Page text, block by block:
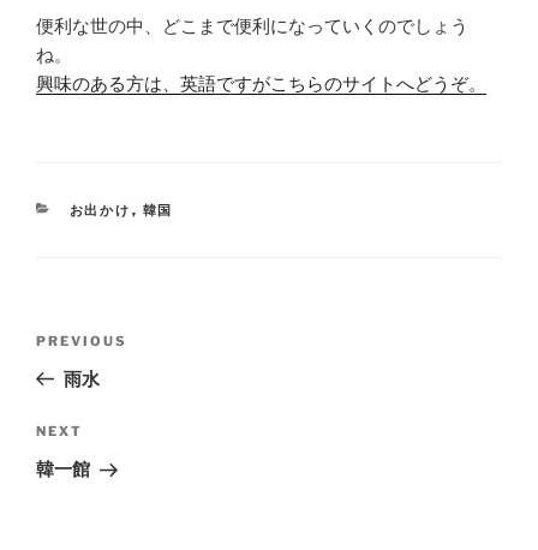
便利な世の中、どこまで便利になっていくのでしょう
ね。
興味のある方は、英語ですがこちらのサイトへどうぞ。
CATEGORIES
お出かけ , 韓国
Previous
Post
PREVIOUS
雨水
Next
Post
NEXT
韓一館